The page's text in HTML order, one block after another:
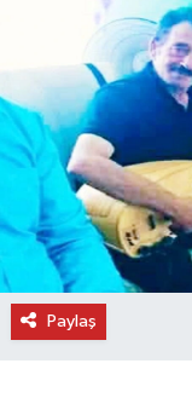
Paylaş
Daday
Devrekani
Doğanyurt
Hanönü
İhsangazi